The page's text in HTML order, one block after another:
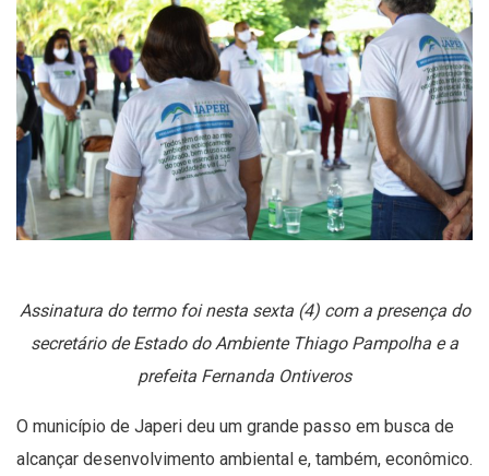
Assinatura do termo foi nesta sexta (4) com a presença do
secretário de Estado do Ambiente Thiago Pampolha e a
prefeita Fernanda Ontiveros
O município de Japeri deu um grande passo em busca de
alcançar desenvolvimento ambiental e, também, econômico.